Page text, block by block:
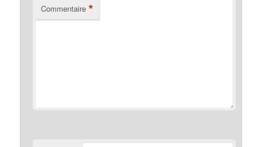
Commentaire *